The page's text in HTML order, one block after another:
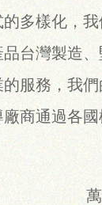
多樣化，
台灣製造、
服務，我
商通過各